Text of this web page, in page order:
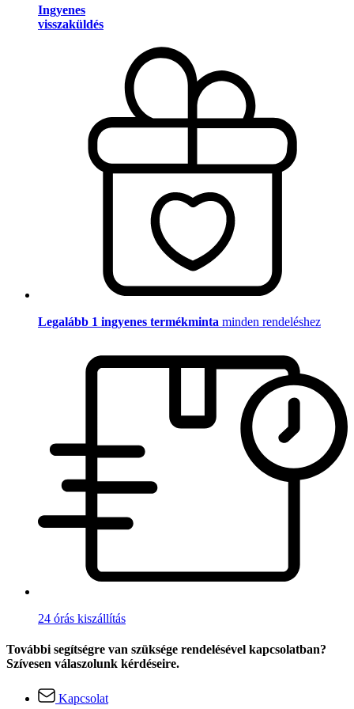
Ingyenes
visszaküldés
Legalább 1 ingyenes termékminta minden rendeléshez
24 órás kiszállítás
További segítségre van szüksége rendelésével kapcsolatban?
Szívesen válaszolunk kérdéseire.
Kapcsolat